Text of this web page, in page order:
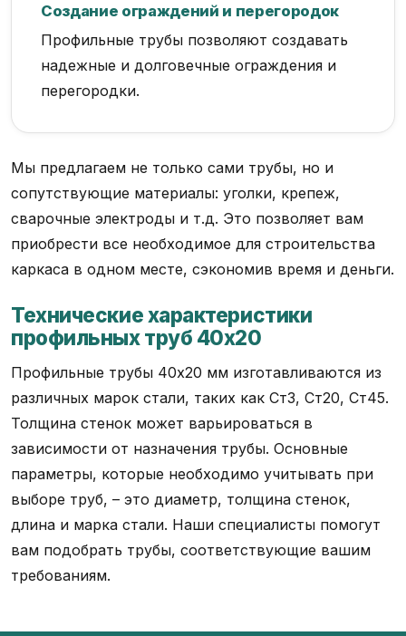
Создание ограждений и перегородок
Профильные трубы позволяют создавать
надежные и долговечные ограждения и
перегородки.
Мы предлагаем не только сами трубы, но и
сопутствующие материалы: уголки, крепеж,
сварочные электроды и т.д. Это позволяет вам
приобрести все необходимое для строительства
каркаса в одном месте, сэкономив время и деньги.
Технические характеристики
профильных труб 40х20
Профильные трубы 40х20 мм изготавливаются из
различных марок стали, таких как Ст3, Ст20, Ст45.
Толщина стенок может варьироваться в
зависимости от назначения трубы. Основные
параметры, которые необходимо учитывать при
выборе труб, – это диаметр, толщина стенок,
длина и марка стали. Наши специалисты помогут
вам подобрать трубы, соответствующие вашим
требованиям.